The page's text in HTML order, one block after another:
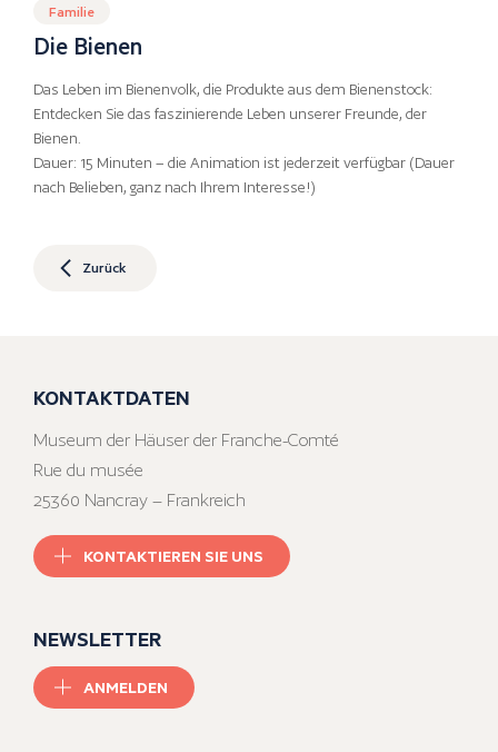
Familie
Die Bienen
Das Leben im Bienenvolk, die Produkte aus dem Bienenstock:
Entdecken Sie das faszinierende Leben unserer Freunde, der
Bienen.
Dauer: 15 Minuten – die Animation ist jederzeit verfügbar (Dauer
nach Belieben, ganz nach Ihrem Interesse!)
Zurück
KONTAKTDATEN
Museum der Häuser der Franche-Comté
Rue du musée
25360 Nancray – Frankreich
KONTAKTIEREN SIE UNS
NEWSLETTER
ANMELDEN